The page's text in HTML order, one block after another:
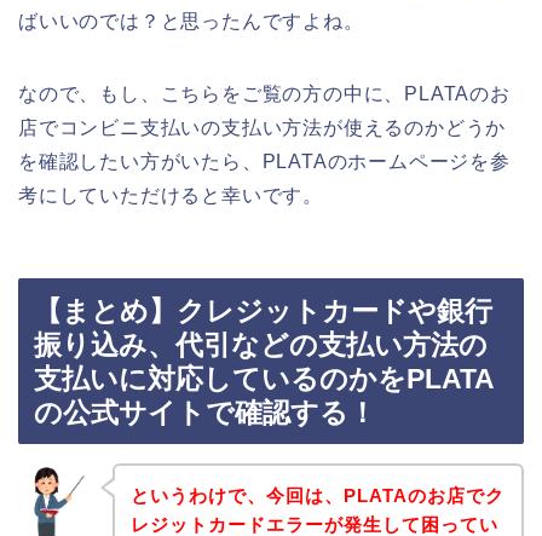
ばいいのでは？と思ったんですよね。
なので、もし、こちらをご覧の方の中に、PLATAのお
店でコンビニ支払いの支払い方法が使えるのかどうか
を確認したい方がいたら、PLATAのホームページを参
考にしていただけると幸いです。
【まとめ】クレジットカードや銀行
振り込み、代引などの支払い方法の
支払いに対応しているのかをPLATA
の公式サイトで確認する！
というわけで、今回は、PLATAのお店でク
レジットカードエラーが発生して困ってい